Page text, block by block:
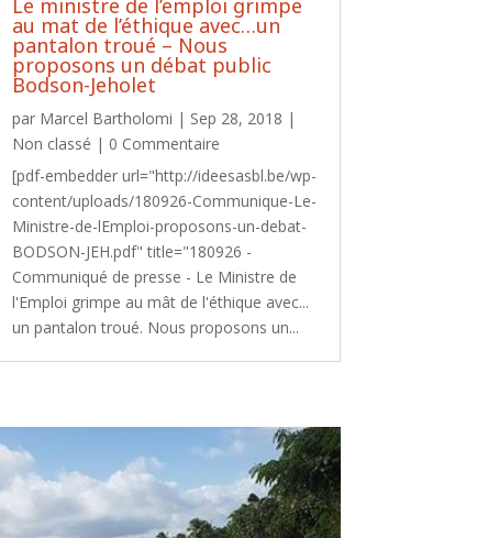
Le ministre de l’emploi grimpe
au mat de l’éthique avec…un
pantalon troué – Nous
proposons un débat public
Bodson-Jeholet
par Marcel Bartholomi | Sep 28, 2018 |
Non classé | 0 Commentaire
[pdf-embedder url="http://ideesasbl.be/wp-
content/uploads/180926-Communique-Le-
Ministre-de-lEmploi-proposons-un-debat-
BODSON-JEH.pdf" title="180926 -
Communiqué de presse - Le Ministre de
l'Emploi grimpe au mât de l'éthique avec...
un pantalon troué. Nous proposons un...